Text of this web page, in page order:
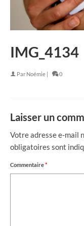
IMG_4134
Par Noémie | 0
Laisser un
Votre adresse e-mail
obligatoires sont
Commentaire*